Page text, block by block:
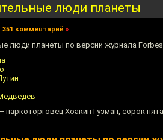
люди планеты
351 комментарий »
люди планеты по версии журнала
Хоакин Гузман, сорок